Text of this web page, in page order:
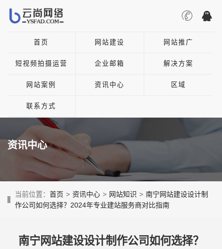
首页 网站建设 网站推广
短视频拍摄运营 企业邮箱 解决方案
网站案例 资讯中心 区域
联系方式
资讯中心
当前位置： 首页 > 资讯中心 > 网站知识 > 南宁网站建设设计制
作公司如何选择？2024年专业建站服务商对比指南
南宁网站建设设计制作公司如何选择？